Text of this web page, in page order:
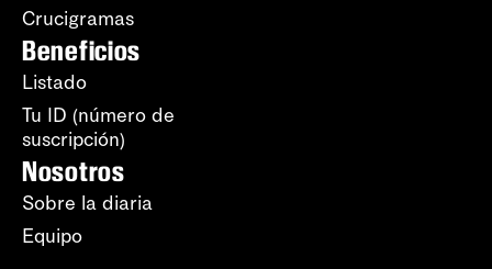
Crucigramas
Beneficios
Listado
Tu ID (número de
suscripción)
Nosotros
Sobre la diaria
Equipo